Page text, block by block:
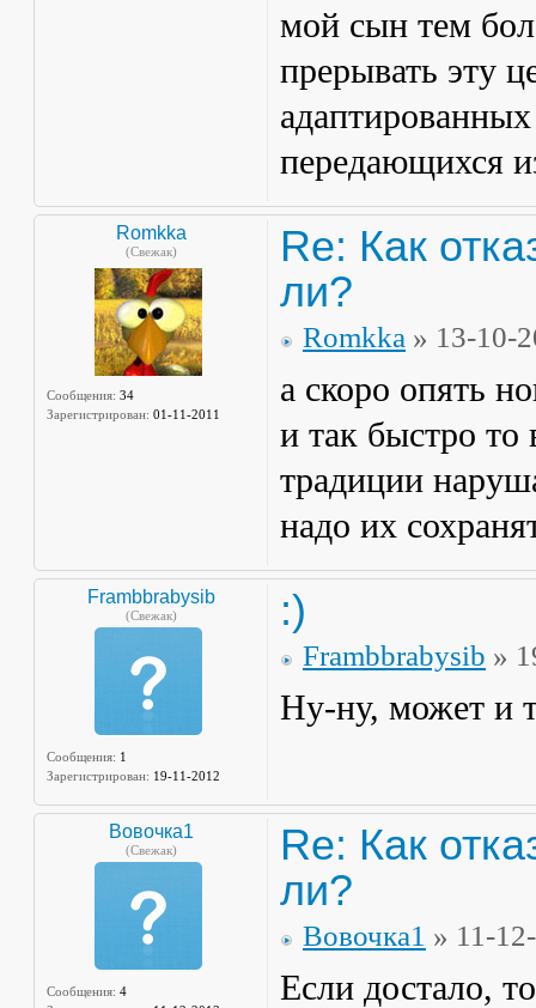
мой сын тем
прерывать эту
передающихся
Romkka
(Свежак)
Сообщения: 34
Зарегистрирован: 01-11-2011
Re: Как
ли?
Romkka » 13-10-
а скоро опять
и так быстро
традиции
надо их
Frambbrabysib
(Свежак)
Сообщения: 1
Зарегистрирован: 19-11-2012
:)
Frambbrabysib »
Ну-ну, может и
Вовочка1
(Свежак)
Сообщения: 4
Re: Как
ли?
Вовочка1 » 11-
Если достало,